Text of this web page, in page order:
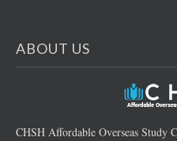
ABOUT US
CHSH Affordable Overseas Study